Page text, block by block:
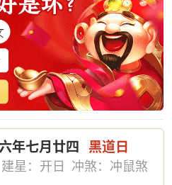
年七月廿四 黑道日
建星：开日
冲煞：冲鼠煞